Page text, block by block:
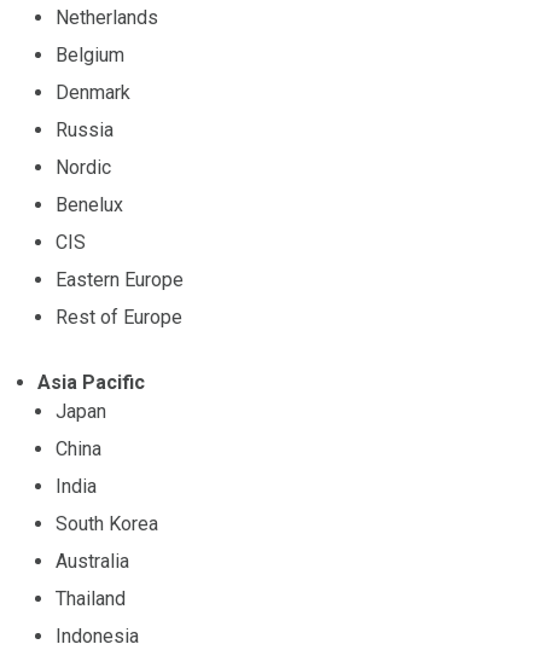
Netherlands
Belgium
Denmark
Russia
Nordic
Benelux
CIS
Eastern Europe
Rest of Europe
Asia Pacific
Japan
China
India
South Korea
Australia
Thailand
Indonesia